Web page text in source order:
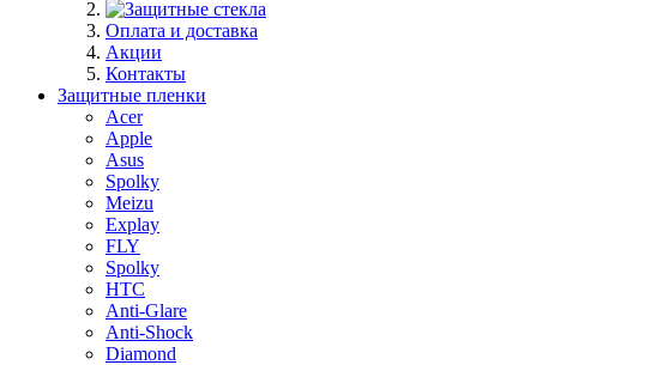
Оплата и доставка
Акции
Контакты
Защитные пленки
Acer
Apple
Asus
Spolky
Meizu
Explay
FLY
Spolky
HTC
Anti-Glare
Anti-Shock
Diamond